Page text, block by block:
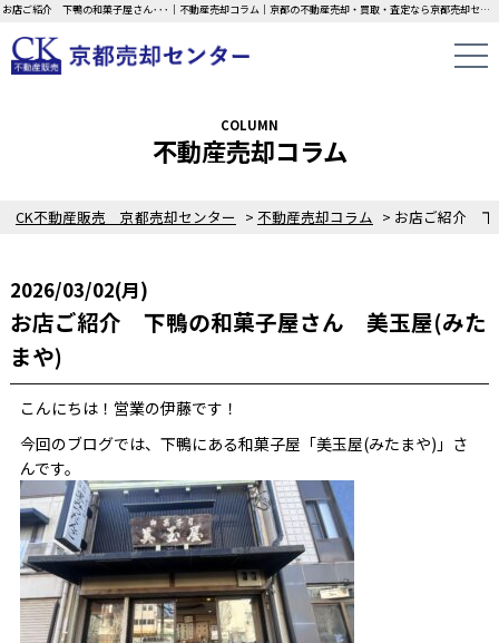
お店ご紹介 下鴨の和菓子屋さん･･･｜不動産売却コラム｜京都の不動産売却・買取・査定なら京都売却センターにお任せください！中古一戸建て・マンション・土地の即日無料査定・現金買取中！不動産の家族信託もご相談ください！！
CK不動産販売 京都売却センター > 不動産売却コラム >
COLUMN
不動産売却コラム
2026/03/02(月)
お店ご紹介 下鴨の和菓子屋さん 美玉屋(みた
まや)
こんにちは！営業の伊藤です！
今回のブログでは、下鴨にある和菓子屋「美玉屋(みたまや)」さ
んです。